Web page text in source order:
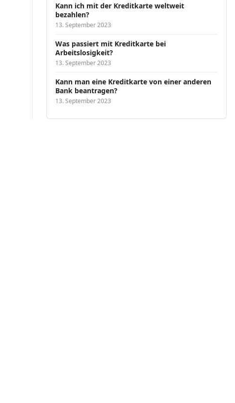
Kann ich mit der Kreditkarte weltweit
bezahlen?
13. September 2023
Was passiert mit Kreditkarte bei
Arbeitslosigkeit?
13. September 2023
Kann man eine Kreditkarte von einer anderen
Bank beantragen?
13. September 2023